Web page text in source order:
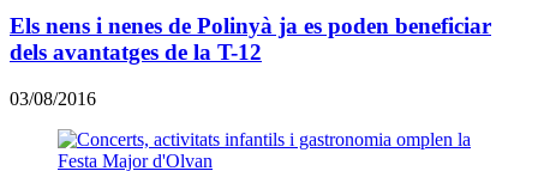
Els nens i nenes de Polinyà ja es poden beneficiar
dels avantatges de la T-12
03/08/2016